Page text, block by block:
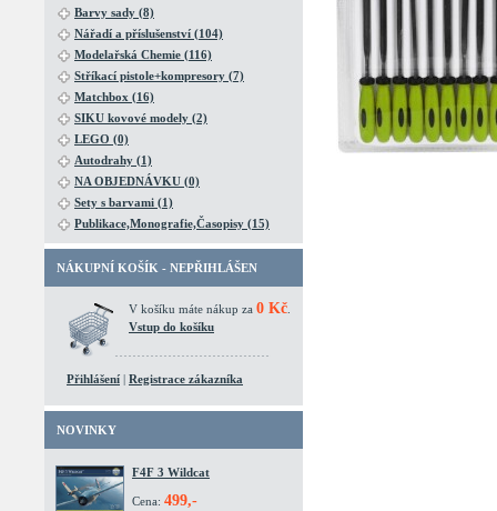
Barvy sady (8)
Nářadí a příslušenství (104)
Modelařská Chemie (116)
Stříkací pistole+kompresory (7)
Matchbox (16)
SIKU kovové modely (2)
LEGO (0)
Autodrahy (1)
NA OBJEDNÁVKU (0)
Sety s barvami (1)
Publikace,Monografie,Časopisy (15)
NÁKUPNÍ KOŠÍK - NEPŘIHLÁŠEN
V košíku máte nákup za 0 Kč
Vstup do košíku
Přihlášení | Registrace zákazníka
NOVINKY
F4F 3 Wildcat
Cena: 499,-